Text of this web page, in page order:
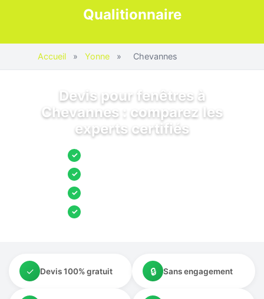
Qualitionnaire
Accueil » Yonne » Chevannes
Devis pour fenêtres à
Chevannes : comparez les
experts certifiés
✓
✓
✓
✓
✓ Devis 100% gratuit 🔒 Sans engagement